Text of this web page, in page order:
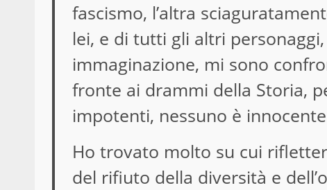
fascismo, l’altra
lei, e di tutti gli altri
immaginazione, mi sono
fronte ai drammi della Storia,
impotenti, nessuno è
Ho trovato molto su cui
del rifiuto della diversità e